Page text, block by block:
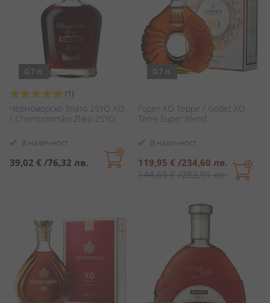
0.7 л.
Оценка:
100%
(1)
Черноморско Злато 25YO XO
/ Chernomorsko Zlato 25YO
В наличност
39,02 € /76,32 лв.
0.7 л.
Годет ХО Терре / Godet XO
Terre Super Blend
В наличност
Специална
цена
119,95 € /234,60 лв.
144,65 €/282,91 лв.